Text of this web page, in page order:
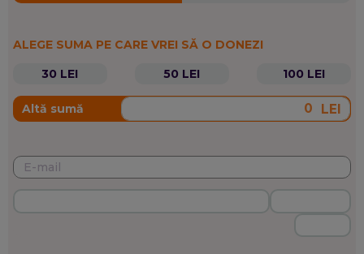
ALEGE SUMA PE CARE VREI SĂ O DONEZI
30 LEI
50 LEI 100 LEI
Altă sumă LEI